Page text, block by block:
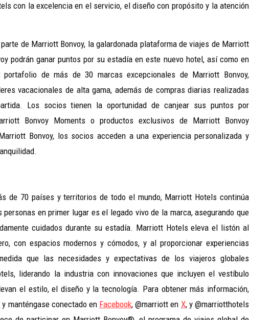
con la excelencia en el servicio, el diseño con propósito y la atención
de Marriott Bonvoy, la galardonada plataforma de viajes de Marriott
podrán ganar puntos por su estadía en este nuevo hotel, así como en
de más de 30 marcas excepcionales de Marriott Bonvoy,
vacacionales de alta gama, además de compras diarias realizadas
Los socios tienen la oportunidad de canjear sus puntos por
Bonvoy Moments o productos exclusivos de Marriott Bonvoy
Bonvoy, los socios acceden a una experiencia personalizada y
de 70 países y territorios de todo el mundo, Marriott Hotels continúa
en primer lugar es el legado vivo de la marca, asegurando que
cuidados durante su estadía. Marriott Hotels eleva el listón al
con espacios modernos y cómodos, y al proporcionar experiencias
que las necesidades y expectativas de los viajeros globales
liderando la industria con innovaciones que incluyen el vestíbulo
el estilo, el diseño y la tecnología. Para obtener más información,
y manténgase conectado en Facebook, @marriott en X,y @marriotthotels